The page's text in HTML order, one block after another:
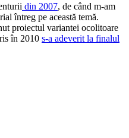
din 2007, de când m-am
întreg pe această temă.
proiectul variantei ocolitoare
în 2010 s-a adeverit la finalul